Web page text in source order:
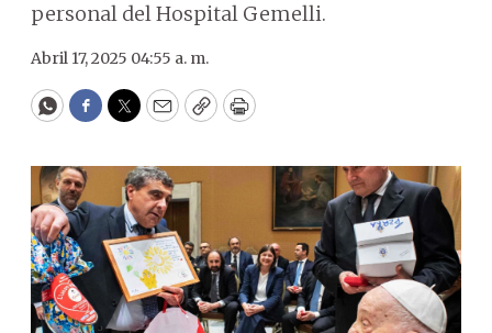
personal del Hospital Gemelli.
Abril 17, 2025 04:55 a. m.
WhatsApp
Facebook
Twitter
EmailCopyPrint